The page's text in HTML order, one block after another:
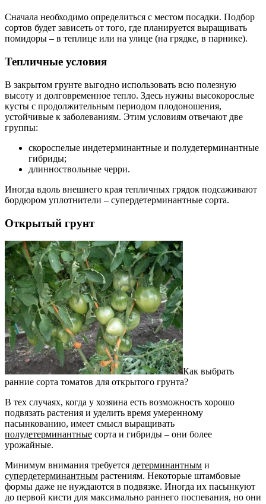
Сначала необходимо определиться с местом посадки. Подбор
сортов будет зависеть от того, где планируется выращивать
помидоры – в теплице или на улице (на грядке, в парнике).
Тепличные условия
В закрытом грунте выгодно использовать всю полезную
высоту и долговременное тепло. Здесь нужны высокорослые
кусты с продолжительным периодом плодоношения,
устойчивые к заболеваниям. Этим условиям отвечают две
группы:
скороспелые индетерминантные и полудетерминантные
гибриды;
длинноствольные черри.
Иногда вдоль внешнего края тепличных грядок подсаживают
бордюром уплотнители – супердетерминантные сорта.
Открытый грунт
Как выбрать
ранние сорта томатов для открытого грунта?
В тех случаях, когда у хозяина есть возможность хорошо
подвязать растения и уделить время умеренному
пасынкованию, имеет смысл выращивать
полудетерминантные сорта и гибриды – они более
урожайные.
Минимум внимания требуется детерминантным и
супердетерминантным растениям. Некоторые штамбовые
формы даже не нуждаются в подвязке. Иногда их пасынкуют
до первой кисти для максимально раннего поспевания, но они